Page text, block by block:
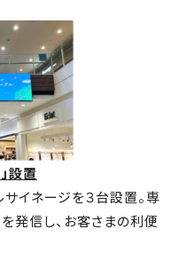
設置
イネージを３台設置。専
発信し、お客さまの利便